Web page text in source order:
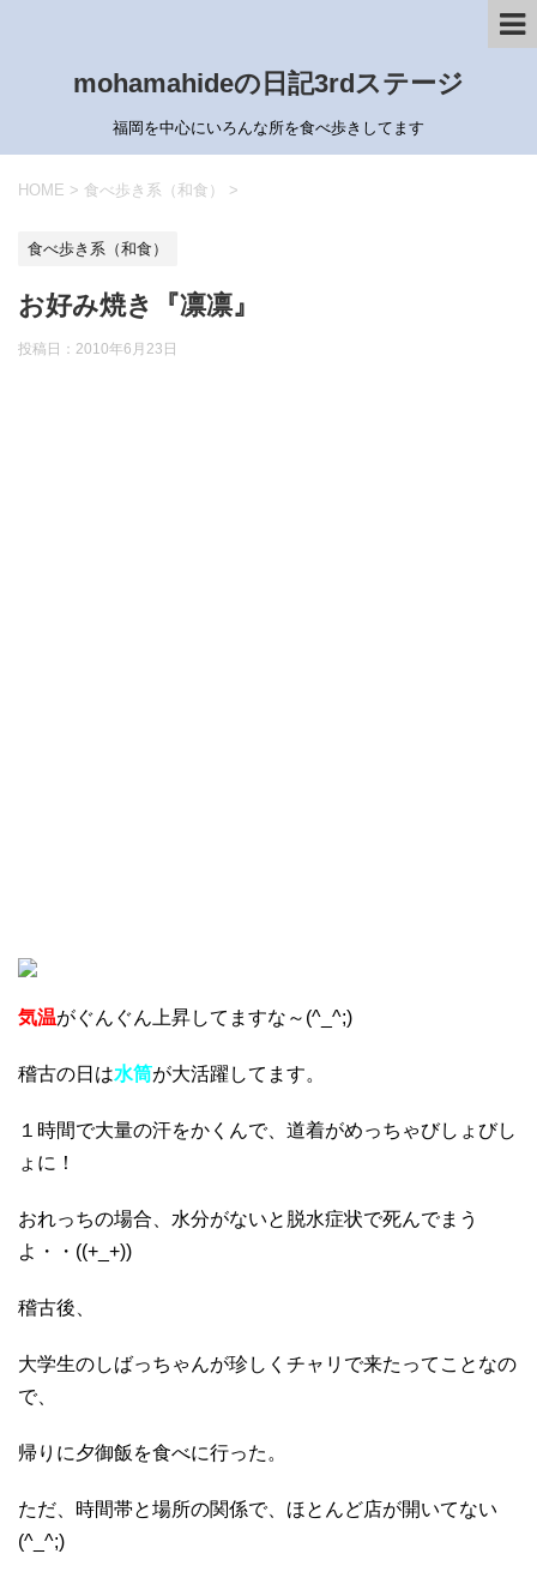
mohamahideの日記3rdステージ
福岡を中心にいろんな所を食べ歩きしてます
HOME > 食べ歩き系（和食） >
食べ歩き系（和食）
お好み焼き『凛凛』
投稿日： 2010年6月23日
気温がぐんぐん上昇してますな～(^_^;)
稽古の日は水筒が大活躍してます。
１時間で大量の汗をかくんで、道着がめっちゃびしょびし
ょに！
おれっちの場合、水分がないと脱水症状で死んでまう
よ・・((+_+))
稽古後、
大学生のしばっちゃんが珍しくチャリで来たってことなの
で、
帰りに夕御飯を食べに行った。
ただ、時間帯と場所の関係で、ほとんど店が開いてない
(^_^;)